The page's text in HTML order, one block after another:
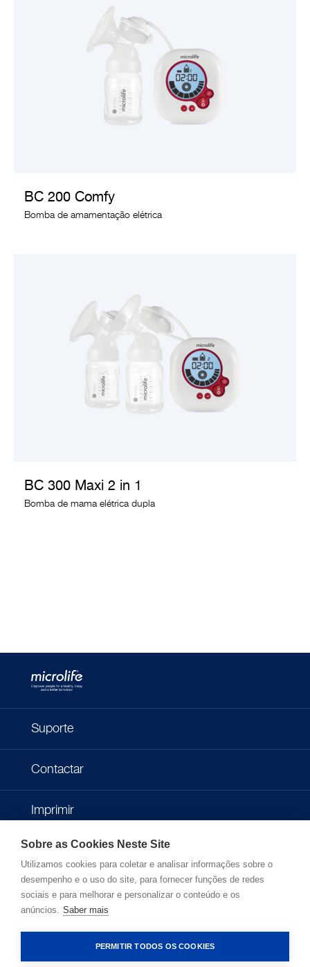
BC 200 Comfy
Bomba de amamentação elétrica
VER PRODUTO
BC 300 Maxi 2 in 1
Bomba de mama elétrica dupla
VER PRODUTO
Suporte
Contactar
Imprimir
Política de Privacidade
Termos de Uso
Desenvolvedores
Sobre as Cookies Neste Site
Utilizamos cookies para coletar e analisar informações sobre o
desempenho e o uso do site, para fornecer funções de redes
sociais e para melhorar e personalizar o conteúdo e os
anúncios. Saber mais
PERMITIR TODOS OS COOKIES